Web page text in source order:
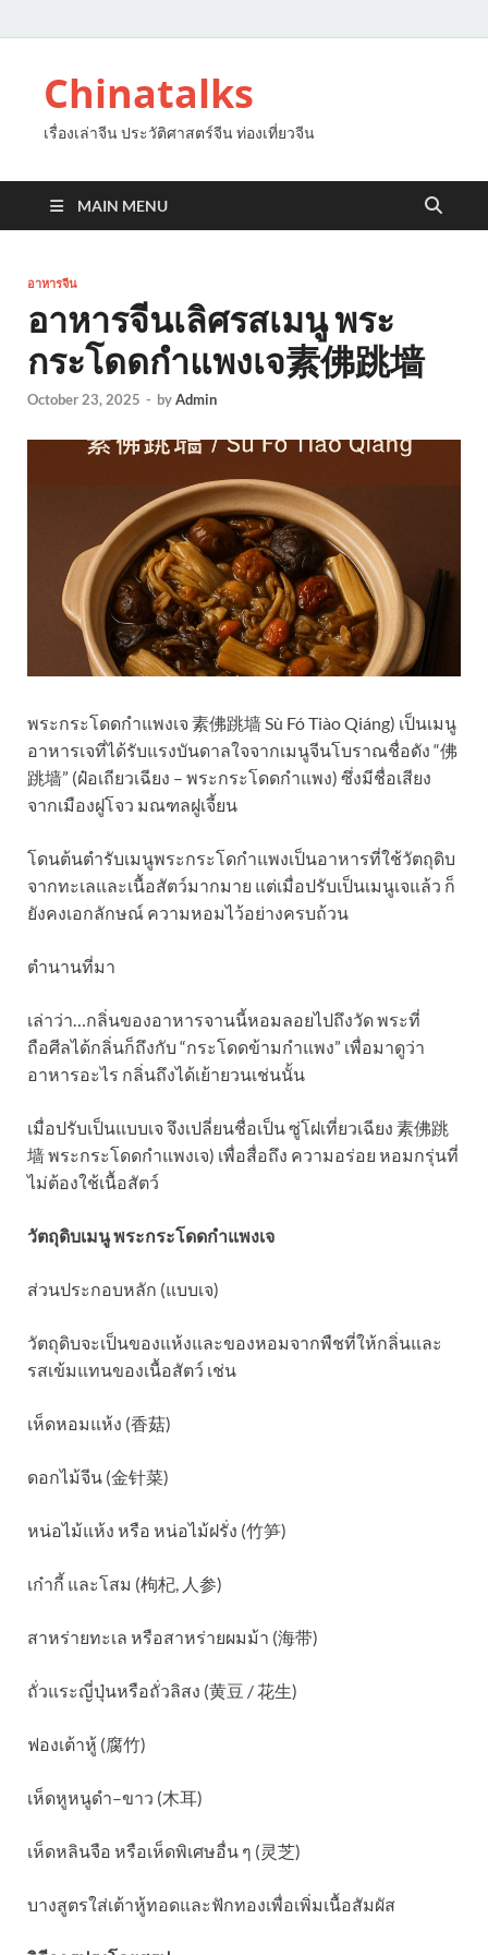
Chinatalks
เรื่องเล่าจีน ประวัติศาสตร์จีน ท่องเที่ยวจีน
MAIN MENU
อาหารจีน
อาหารจีนเลิศรสเมนู พระ
กระโดดกำแพงเจ素佛跳墙
October 23, 2025 - byAdmin
พระกระโดดกำแพงเจ 素佛跳墙 Sù Fó Tiào Qiáng) เป็นเมนู
อาหารเจที่ได้รับแรงบันดาลใจจากเมนูจีนโบราณชื่อดัง “佛
跳墙” (ฝ๋อเถียวเฉียง – พระกระโดดกำแพง) ซึ่งมีชื่อเสียง
จากเมืองฝูโจว มณฑลฝูเจี้ยน
โดนต้นตำรับเมนูพระกระโดกำแพงเป็นอาหารที่ใช้วัตถุดิบ
จากทะเลและเนื้อสัตว์มากมาย แต่เมื่อปรับเป็นเมนูเจแล้ว ก็
ยังคงเอกลักษณ์ ความหอมไว้อย่างครบถ้วน
ตำนานที่มา
เล่าว่า…กลิ่นของอาหารจานนี้หอมลอยไปถึงวัด พระที่
ถือศีลได้กลิ่นก็ถึงกับ “กระโดดข้ามกำแพง” เพื่อมาดูว่า
อาหารอะไร กลิ่นถึงได้เย้ายวนเช่นนั้น
เมื่อปรับเป็นแบบเจ จึงเปลี่ยนชื่อเป็น ซู่โฝเที่ยวเฉียง 素佛跳
墙 พระกระโดดกำแพงเจ) เพื่อสื่อถึง ความอร่อย หอมกรุ่นที่
ไม่ต้องใช้เนื้อสัตว์
วัตถุดิบเมนู พระกระโดดกำแพงเจ
ส่วนประกอบหลัก (แบบเจ)
วัตถุดิบจะเป็นของแห้งและของหอมจากพืชที่ให้กลิ่นและ
รสเข้มแทนของเนื้อสัตว์ เช่น
เห็ดหอมแห้ง (香菇)
ดอกไม้จีน (金针菜)
หน่อไม้แห้ง หรือ หน่อไม้ฝรั่ง (竹笋)
เก๋ากี้ และโสม (枸杞, 人参)
สาหร่ายทะเล หรือสาหร่ายผมม้า (海带)
ถั่วแระญี่ปุ่นหรือถั่วลิสง (黄豆 / 花生)
ฟองเต้าหู้ (腐竹)
เห็ดหูหนูดำ–ขาว (木耳)
เห็ดหลินจือ หรือเห็ดพิเศษอื่น ๆ (灵芝)
บางสูตรใส่เต้าหู้ทอดและฟักทองเพื่อเพิ่มเนื้อสัมผัส